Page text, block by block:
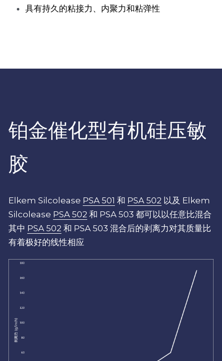
食品/纺织/工业/医疗用助剂
光稳定剂和抗氧化剂
最新发布
English
具有持久的粘接力、内聚力和粘弹性
铂金催化型有机硅压敏
胶
Elkem Silcolease PSA 501 和 PSA 502 以及 Elkem
Silcolease PSA 502 和 PSA 503 都可以以任意比混合
其中 PSA 502 和 PSA 503 混合后的剥离力对其质量比
有着极好的线性相应